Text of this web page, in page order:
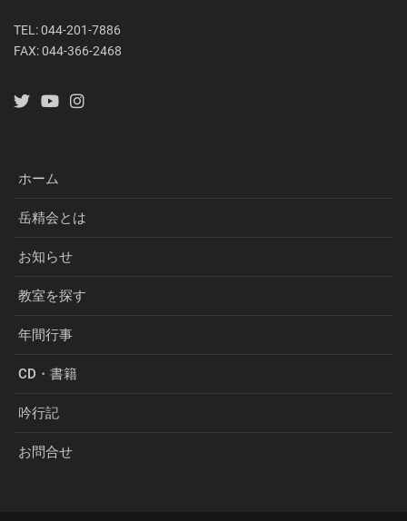
TEL: 044-201-7886
FAX: 044-366-2468
ホーム
岳精会とは
お知らせ
教室を探す
年間行事
CD・書籍
吟行記
お問合せ